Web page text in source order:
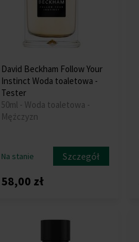
David Beckham Follow Your
Instinct Woda toaletowa -
Tester
50ml - Woda toaletowa -
Mężczyzn
Na stanie Szczegół
58,00 zł